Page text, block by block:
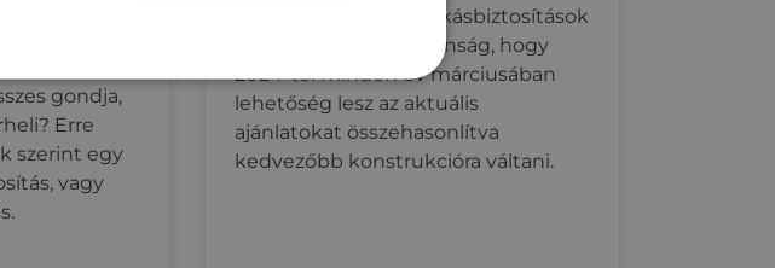
történhet
gondja,
Erre
szerint egy
vagy
vagyonbiztosítás. A lakásbiztosítások
szabályozásában újdonság, hogy
2024-től minden év márciusában
lehetőség lesz az aktuális
ajánlatokat összehasonlítva
kedvezőbb konstrukcióra váltani.
Funkcionalitás Besorolatlan